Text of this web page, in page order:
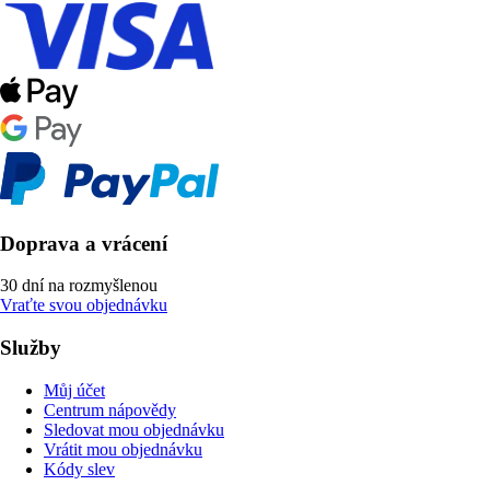
Doprava a vrácení
30 dní na rozmyšlenou
Vraťte svou objednávku
Služby
Můj účet
Centrum nápovědy
Sledovat mou objednávku
Vrátit mou objednávku
Kódy slev